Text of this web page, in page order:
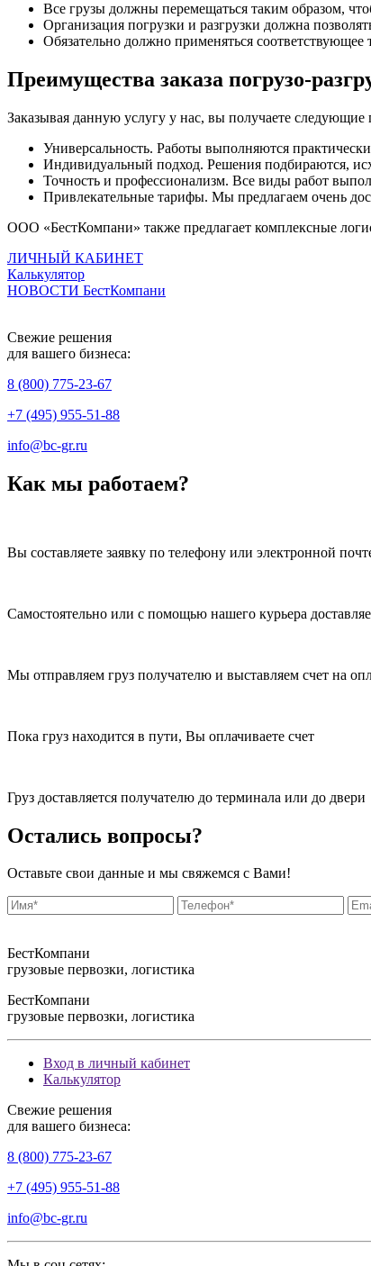
Все грузы должны перемещаться таким образом,
Организация погрузки и разгрузки должна
Обязательно должно применяться
Преимущества заказа погрузо-
Заказывая данную услугу у нас, вы получаете следующие
Универсальность. Работы выполняются
Индивидуальный подход. Решения подбираются,
Точность и профессионализм. Все виды работ
Привлекательные тарифы. Мы предлагаем очень
ООО «БестКомпани» также предлагает комплексные
ЛИЧНЫЙ КАБИНЕТ
Калькулятор
НОВОСТИ БестКомпани
Свежие решения
для вашего бизнеса:
8 (800) 775-23-67
+7 (495) 955-51-88
info@bc-gr.ru
Как мы работаем?
Вы составляете заявку по телефону или электронной
Самостоятельно или с помощью нашего курьера
Мы отправляем груз получателю и выставляем счет на
Пока груз находится в пути, Вы оплачиваете счет
Груз доставляется получателю до терминала или до двери
Остались вопросы?
Оставьте свои данные и мы свяжемся с Вами!
БестКомпани
грузовые первозки, логистика
БестКомпани
грузовые первозки, логистика
Вход в личный кабинет
Калькулятор
Свежие решения
для вашего бизнеса:
8 (800) 775-23-67
+7 (495) 955-51-88
info@bc-gr.ru